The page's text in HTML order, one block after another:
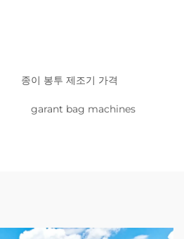
종이 봉투 제조기 가격
garant bag machines